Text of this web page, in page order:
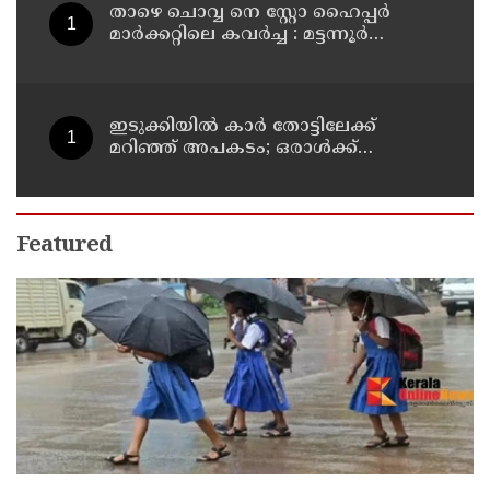
താഴെ ചൊവ്വ നെ സ്റ്റോ ഹൈപ്പർ
മാർക്കറ്റിലെ കവർച്ച : മട്ടന്നൂർ
ഇടുക്കിയിൽ കാർ തോട്ടിലേക്ക്
മറിഞ്ഞ് അപകടം; ഒരാൾക്ക്
Featured